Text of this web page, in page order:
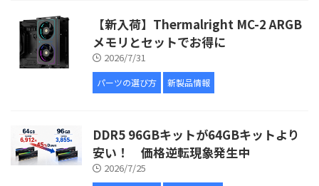
【新入荷】Thermalright MC-2 ARGB
メモリとセットでお得に
2026/7/31
パーツの選び方 新製品情報
DDR5 96GBキットが64GBキットより
安い！ 価格逆転現象発生中
2026/7/25